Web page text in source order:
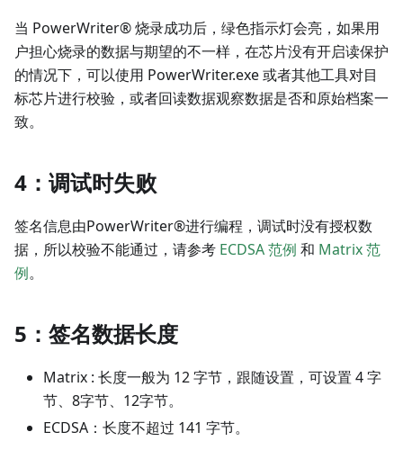
当 PowerWriter® 烧录成功后，绿色指示灯会亮，如果用
户担心烧录的数据与期望的不一样，在芯片没有开启读保护
的情况下，可以使用 PowerWriter.exe 或者其他工具对目
标芯片进行校验，或者回读数据观察数据是否和原始档案一
致。
4：调试时失败
签名信息由PowerWriter®进行编程，调试时没有授权数
据，所以校验不能通过，请参考 ECDSA 范例 和 Matrix 范
例。
5：签名数据长度
Matrix : 长度一般为 12 字节，跟随设置，可设置 4 字
节、8字节、12字节。
ECDSA：长度不超过 141 字节。